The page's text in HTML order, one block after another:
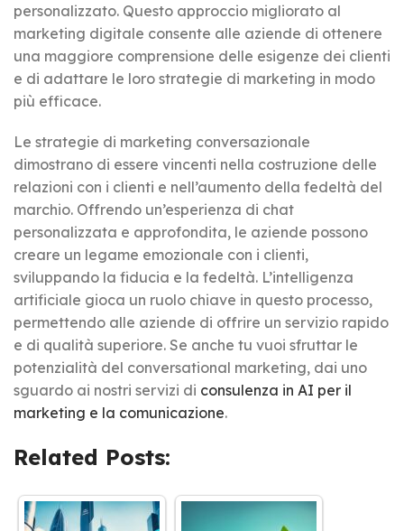
personalizzato. Questo approccio migliorato al
marketing digitale consente alle aziende di ottenere
una maggiore comprensione delle esigenze dei clienti
e di adattare le loro strategie di marketing in modo
più efficace.
Le strategie di marketing conversazionale
dimostrano di essere vincenti nella costruzione delle
relazioni con i clienti e nell’aumento della fedeltà del
marchio. Offrendo un’esperienza di chat
personalizzata e approfondita, le aziende possono
creare un legame emozionale con i clienti,
sviluppando la fiducia e la fedeltà. L’intelligenza
artificiale gioca un ruolo chiave in questo processo,
permettendo alle aziende di offrire un servizio rapido
e di qualità superiore. Se anche tu vuoi sfruttar le
potenzialità del conversational marketing, dai uno
sguardo ai nostri servizi di consulenza in AI per il
marketing e la comunicazione.
Related Posts: